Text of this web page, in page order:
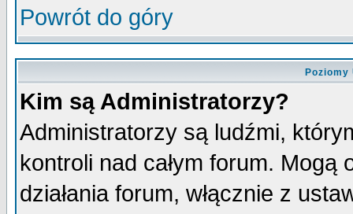
Powrót do góry
Kim są Administratorzy?
Administratorzy są ludźmi,
kontroli nad całym forum.
działania forum, włącznie z